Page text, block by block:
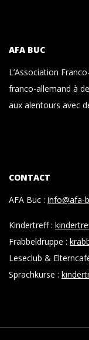
AFA BUC
L’Association
franco-allemand à
aux alentours avec
CONTACT
AFA Buc : info@afa-
Kindertreff :
Frabbeldruppe :
Leseclub &
Sprachkurse :